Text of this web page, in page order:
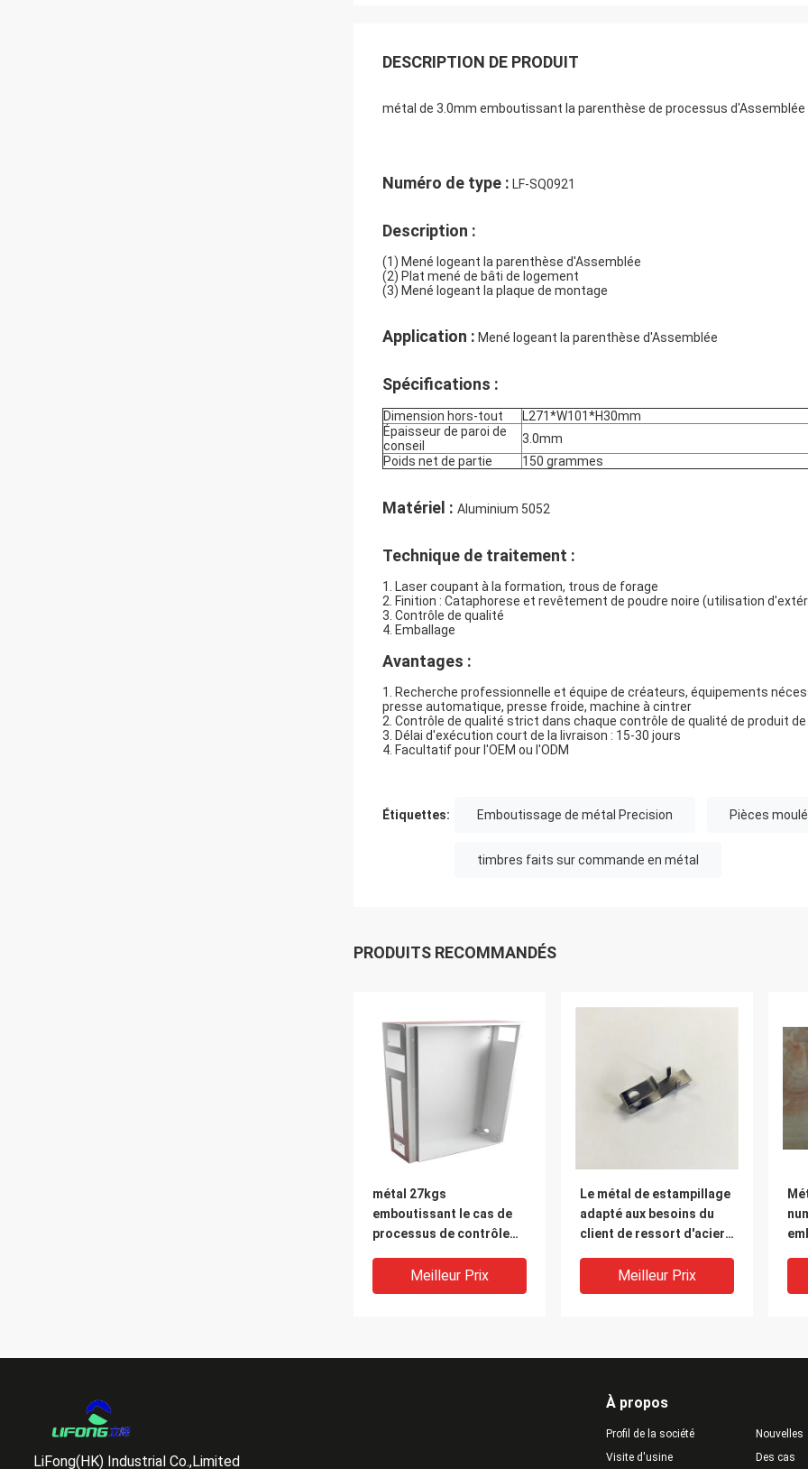
DESCRIPTION DE PRODUIT
métal de 3.0mm emboutissant la parenthèse de processus d'Assemblée
Numéro de type : LF-SQ0921
Description :
(1) Mené logeant la parenthèse d'Assemblée
(2) Plat mené de bâti de logement
(3) Mené logeant la plaque de montage
Application : Mené logeant la parenthèse d'Assemblée
Spécifications :
Dimension hors-tout
L271*W101*H30mm
Épaisseur de paroi de
conseil
3.0mm
Poids net de partie
150 grammes
Matériel : Aluminium 5052
Technique de traitement :
1. Laser coupant à la formation, trous de forage
2. Finition : Cataphorese et revêtement de poudre noire (utilisation
3. Contrôle de qualité
4. Emballage
Avantages :
1. Recherche professionnelle et équipe de créateurs, équipements
presse automatique, presse froide, machine à cintrer
2. Contrôle de qualité strict dans chaque contrôle de qualité de produit
3. Délai d'exécution court de la livraison : 15-30 jours
4. Facultatif pour l'OEM ou l'ODM
Étiquettes: Emboutissage de métal Precision Pièces
timbres faits sur commande en métal
PRODUITS RECOMMANDÉS
métal 27kgs
emboutissant le cas de
processus de contrôle
l'équipement industriel
Meilleur Prix
Le métal de estampillage
adapté aux besoins du
client de ressort d'acier
piècesMeilleur Prix
LiFong(HK) Industrial Co.,Limited
À propos
Profil de la société
Visite d'usine
Nouvelles
Des cas